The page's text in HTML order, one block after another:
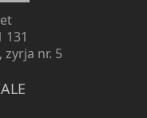
131
zyrja nr. 5